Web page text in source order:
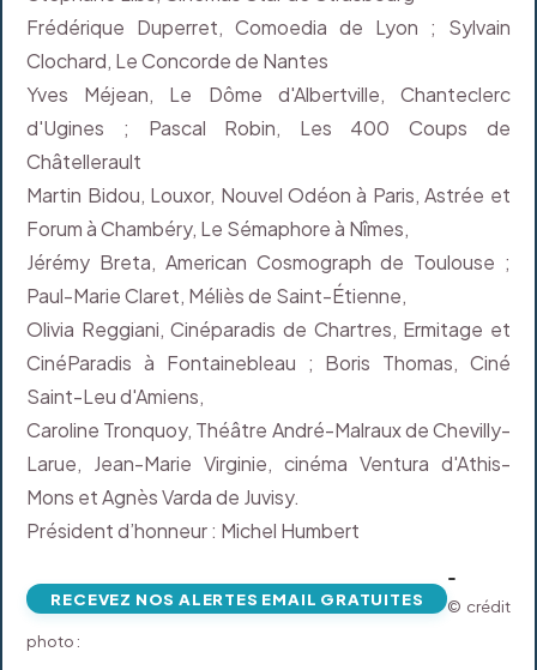
Frédérique Duperret, Comoedia de Lyon ; Sylvain
Clochard, Le Concorde de Nantes
Yves Méjean, Le Dôme d'Albertville, Chanteclerc
d'Ugines ; Pascal Robin, Les 400 Coups de
Châtellerault
Martin Bidou, Louxor, Nouvel Odéon à Paris, Astrée et
Forum à Chambéry, Le Sémaphore à Nîmes,
Jérémy Breta, American Cosmograph de Toulouse ;
Paul-Marie Claret, Méliès de Saint-Étienne,
Olivia Reggiani, Cinéparadis de Chartres, Ermitage et
CinéParadis à Fontainebleau ; Boris Thomas, Ciné
Saint-Leu d'Amiens,
Caroline Tronquoy, Théâtre André-Malraux de Chevilly-
Larue, Jean-Marie Virginie, cinéma Ventura d'Athis-
Mons et Agnès Varda de Juvisy.
Président d’honneur : Michel Humbert
RECEVEZ NOS ALERTES EMAIL GRATUITES
-
© crédit
photo :